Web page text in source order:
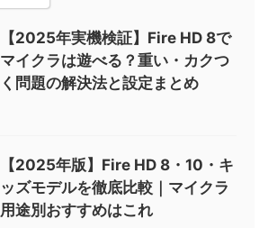
【2025年実機検証】Fire HD 8で
マイクラは遊べる？重い・カクつ
く問題の解決法と設定まとめ
【2025年版】Fire HD 8・10・キ
ッズモデルを徹底比較｜マイクラ
用途別おすすめはこれ